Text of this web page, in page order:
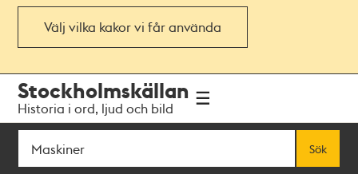
Välj vilka kakor vi får använda
navigationen
huvudinnehållet
Stockholmskällan
Historia i ord, ljud och bild
Sök
Sök